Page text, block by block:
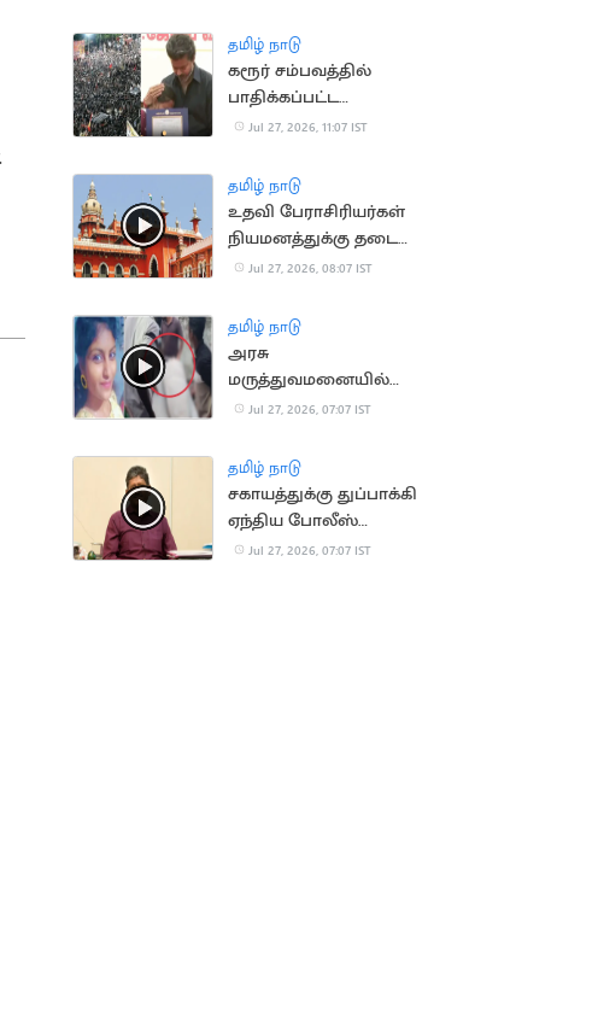
அறிவிப்பு
தமிழ் நாடு
கரூர் சம்பவத்தில்
பாதிக்கப்பட்ட
குடும்பங்களுக்கான
ரத்து
Jul 27, 2026, 11:07 IST
தமிழ் நாடு
உதவி பேராசிரியர்கள்
நியமனத்துக்கு தடை
கோரிய மனு வாபஸ்
Jul 27, 2026, 08:07 IST
தமிழ் நாடு
அரசு
மருத்துவமனையில்
சடலங்களை மாற்றி
உறவினர்கள் அதிர்ச்சி
Jul 27, 2026, 07:07 IST
தமிழ் நாடு
சகாயத்துக்கு துப்பாக்கி
ஏந்திய போலீஸ்
பாதுகாப்பு
Jul 27, 2026, 07:07 IST